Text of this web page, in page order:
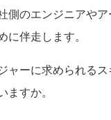
のエンジニアやア
伴走します。
ーに求められる
すか。